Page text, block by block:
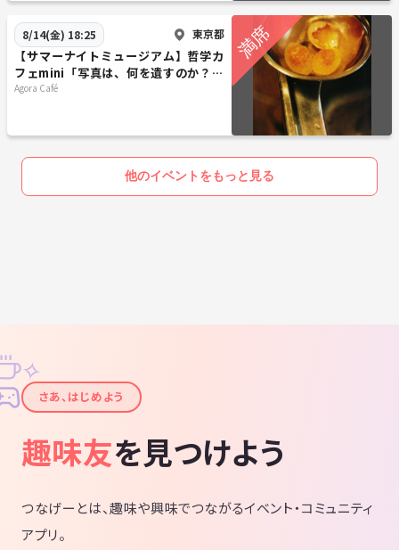
8/14(金) 18:25 東京都
【サマーナイトミュージアム】哲学カ
フェmini「写真は、何を遺すのか？」
@ 東京写真美術館※年齢制限有
Agora Café
他のイベントをもっと見る
✦
✧
さあ、はじめよう
趣味友を見つけよう
つなげーとは、趣味や興味でつながるイベント・コミュニティ
アプリ。